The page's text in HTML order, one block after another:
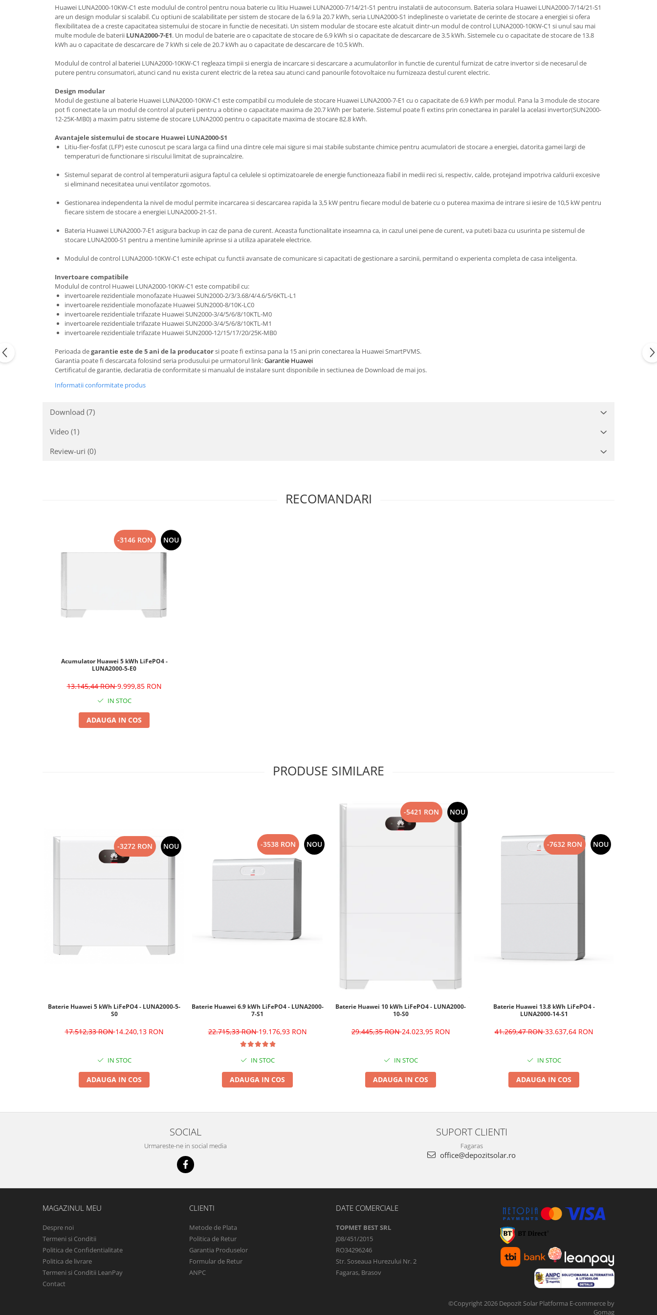
Huawei LUNA2000-10KW-C1 este modulul de control pentru noua baterie cu litiu Huawei LUNA2000-7/14/21-S1 pentru instalatii de autoconsum. Bateria solara Huawei LUNA2000-7/14/21-S1
are un design modular si scalabil. Cu optiuni de scalabilitate per sistem de stocare de la 6.9 la 20.7 kWh, seria LUNA2000-S1 indeplineste o varietate de cerinte de stocare a energiei si ofera
flexibilitatea de a creste capacitatea sistemului de stocare in functie de necesitati. Un sistem modular de stocare este alcatuit dintr-un modul de control LUNA2000-10KW-C1 si unul sau mai
multe module de baterii LUNA2000-7-E1. Un modul de baterie are o capacitate de stocare de 6.9 kWh si o capacitate de descarcare de 3.5 kWh. Sistemele cu o capacitate de stocare de 13.8
kWh au o capacitate de descarcare de 7 kWh si cele de 20.7 kWh au o capacitate de descarcare de 10.5 kWh.
Modulul de control al bateriei LUNA2000-10KW-C1 regleaza timpii si energia de incarcare si descarcare a acumulatorilor in functie de curentul furnizat de catre invertor si de necesarul de
putere pentru consumatori, atunci cand nu exista curent electric de la retea sau atunci cand panourile fotovoltaice nu furnizeaza destul curent electric.
Design modular
Modul de gestiune al baterie Huawei LUNA2000-10KW-C1 este compatibil cu modulele de stocare Huawei LUNA2000-7-E1 cu o capacitate de 6.9 kWh per modul. Pana la 3 module de stocare
pot fi conectate la un modul de control al puterii pentru a obtine o capacitate maxima de 20.7 kWh per baterie. Sistemul poate fi extins prin conectarea in paralel la acelasi invertor(SUN2000-
12-25K-MB0) a maxim patru sisteme de stocare LUNA2000 pentru o capacitate maxima de stocare 82.8 kWh.
Avantajele sistemului de stocare Huawei LUNA2000-S1
Litiu-fier-fosfat (LFP) este cunoscut pe scara larga ca fiind una dintre cele mai sigure si mai stabile substante chimice pentru acumulatori de stocare a energiei, datorita gamei largi de
temperaturi de functionare si riscului limitat de supraincalzire.
Sistemul separat de control al temperaturii asigura faptul ca celulele si optimizatoarele de energie functioneaza fiabil in medii reci si, respectiv, calde, protejand impotriva caldurii excesive
si eliminand necesitatea unui ventilator zgomotos.
Gestionarea independenta la nivel de modul permite incarcarea si descarcarea rapida la 3,5 kW pentru fiecare modul de baterie cu o puterea maxima de intrare si iesire de 10,5 kW pentru
fiecare sistem de stocare a energiei LUNA2000-21-S1.
Bateria Huawei LUNA2000-7-E1 asigura backup in caz de pana de curent. Aceasta functionalitate inseamna ca, in cazul unei pene de curent, va puteti baza cu usurinta pe sistemul de
stocare LUNA2000-S1 pentru a mentine luminile aprinse si a utiliza aparatele electrice.
Modulul de control LUNA2000-10KW-C1 este echipat cu functii avansate de comunicare si capacitati de gestionare a sarcinii, permitand o experienta completa de casa inteligenta.
Invertoare compatibile
Modulul de control Huawei LUNA2000-10KW-C1 este compatibil cu:
invertoarele rezidentiale monofazate Huawei SUN2000-2/3/3.68/4/4.6/5/6KTL-L1
invertoarele rezidentiale monofazate Huawei SUN2000-8/10K-LC0
invertoarele rezidentiale trifazate Huawei SUN2000-3/4/5/6/8/10KTL-M0
invertoarele rezidentiale trifazate Huawei SUN2000-3/4/5/6/8/10KTL-M1
invertoarele rezidentiale trifazate Huawei SUN2000-12/15/17/20/25K-MB0
Perioada degarantie este de 5 ani de la producatorsi poate fi extinsa pana la 15 ani prin conectarea la Huawei SmartPVMS.
Garantia poate fi descarcata folosind seria produsului pe urmatorul link:Garantie Huawei
Certificatul de garantie, declaratia de conformitate si manualul de instalare sunt disponibile in sectiunea de Download de mai jos.
Informatii conformitate produs
Download (7)
Video (1)
Review-uri (0)
RECOMANDARI
-3146 RON NOU
Acumulator Huawei 5 kWh LiFePO4 -
LUNA2000-5-E0
13.145,44 RON9.999,85 RON
IN STOC
ADAUGA IN COS
PRODUSE SIMILARE
-3272 RON NOU
Baterie Huawei 5 kWh LiFePO4 - LUNA2000-5-
S0
17.512,33 RON14.240,13 RON
IN STOC
ADAUGA IN COS
-3538 RON NOU
Baterie Huawei 6.9 kWh LiFePO4 - LUNA2000-
7-S1
22.715,33 RON19.176,93 RON
IN STOC
ADAUGA IN COS
-5421 RON NOU
Baterie Huawei 10 kWh LiFePO4 - LUNA2000-
10-S0
29.445,35 RON24.023,95 RON
IN STOC
ADAUGA IN COS
-7632 RON NOU
Baterie Huawei 13.8 kWh LiFePO4 -
LUNA2000-14-S1
41.269,47 RON33.637,64 RON
IN STOC
ADAUGA IN COS
SOCIAL
Urmareste-ne in social media
SUPORT CLIENTI
Fagaras
office@depozitsolar.ro
MAGAZINUL MEU
Despre noi
Termeni si Conditii
Politica de Confidentialitate
Politica de livrare
Termeni si Conditii LeanPay
Contact
CLIENTI
Metode de Plata
Politica de Retur
Garantia Produselor
Formular de Retur
ANPC
DATE COMERCIALE
TOPMET BEST SRL
J08/451/2015
RO34296246
Str. Soseaua Hurezului Nr. 2
Fagaras, Brasov
©Copyright 2026 Depozit Solar Platforma E-commerce by
Gomag